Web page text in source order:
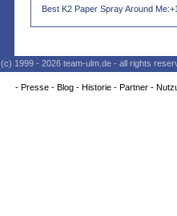
Best K2 Paper Spray Around
(c) 1999 - 2026 team-ulm.de - all rights
- Presse- Blog- Historie- Partner-